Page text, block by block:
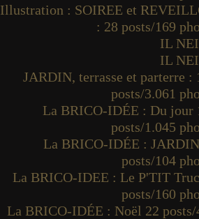
Illustration : SOIREE et
: 28 posts/169
IL
IL
JARDIN, terrasse et parterre :
posts/3.061
La BRICO-IDÉE : Du jour
posts/1.045
La BRICO-IDÉE :
posts/104
La BRICO-IDEE : Le P'TIT
posts/160
La BRICO-IDÉE : Noël 22 posts/